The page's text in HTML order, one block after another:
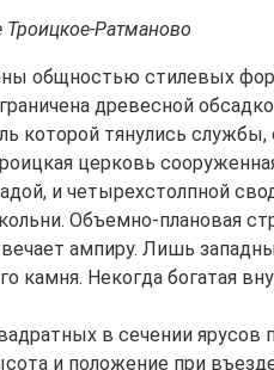
Троицкое-Ратманово
общностью стилевых
древесной
которой тянулись
церковь
и четырехстолпной
Объемно-плановая
ампиру. Лишь
камня. Некогда богатая
в сечении
и положение при